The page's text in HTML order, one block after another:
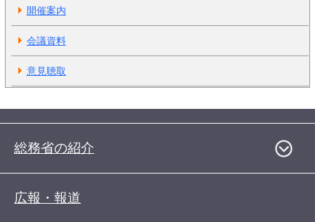
開催案内
会議資料
意見聴取
総務省の紹介
広報・報道